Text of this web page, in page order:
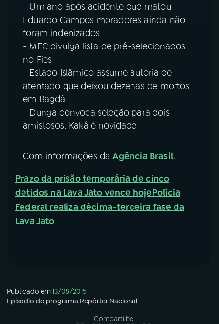
- Um ano após acidente que matou
Eduardo Campos moradores ainda não
foram indenizados
- MEC divulga lista de pré-selecionados
no Fies
- Estado Islâmico assume autoria de
atentado que deixou dezenas de mortos
em Bagdá
- Dunga convoca seleção para dois
amistosos. Kaká é novidade
Com informações daAgência Brasil.
Prazo da prisão temporária de cinco
detidos na Lava Jato vence hojePolícia
Federal realiza décima-terceira fase da
Lava Jato
Publicado em13/08/2015
Episódio do programa Repórter Nacional
Compartilhe